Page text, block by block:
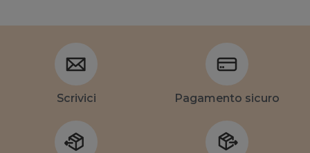
Scrivici Pagamento sicuro